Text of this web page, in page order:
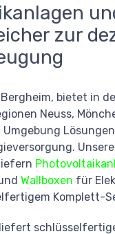
zur
bietet in
Neuss,
Umgebung
Wallboxen für
Komplett-